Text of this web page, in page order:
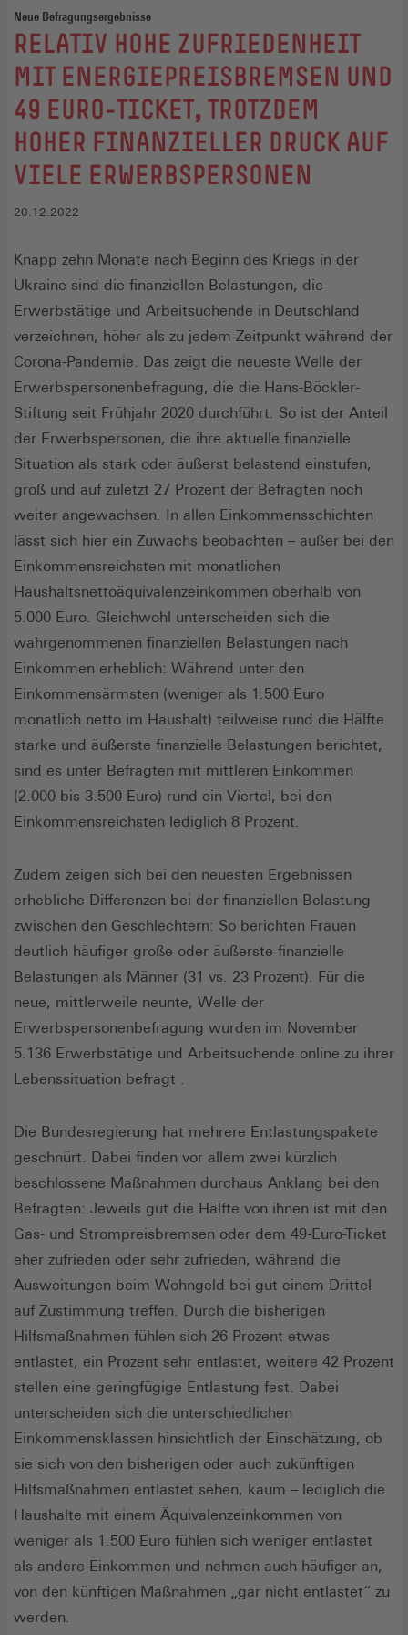
Neue Befragungsergebnisse
:
RELATIV HOHE ZUFRIEDENHEIT
MIT ENERGIEPREISBREMSEN UND
49 EURO-TICKET, TROTZDEM
HOHER FINANZIELLER DRUCK AUF
VIELE ERWERBSPERSONEN
20.12.2022
Knapp zehn Monate nach Beginn des Kriegs in der
Ukraine sind die finanziellen Belastungen, die
Erwerbstätige und Arbeitsuchende in Deutschland
verzeichnen, höher als zu jedem Zeitpunkt während der
Corona-Pandemie. Das zeigt die neueste Welle der
Erwerbspersonenbefragung, die die Hans-Böckler-
Stiftung seit Frühjahr 2020 durchführt. So ist der Anteil
der Erwerbspersonen, die ihre aktuelle finanzielle
Situation als stark oder äußerst belastend einstufen,
groß und auf zuletzt 27 Prozent der Befragten noch
weiter angewachsen. In allen Einkommensschichten
lässt sich hier ein Zuwachs beobachten – außer bei den
Einkommensreichsten mit monatlichen
Haushaltsnettoäquivalenzeinkommen oberhalb von
5.000 Euro. Gleichwohl unterscheiden sich die
wahrgenommenen finanziellen Belastungen nach
Einkommen erheblich: Während unter den
Einkommensärmsten (weniger als 1.500 Euro
monatlich netto im Haushalt) teilweise rund die Hälfte
starke und äußerste finanzielle Belastungen berichtet,
sind es unter Befragten mit mittleren Einkommen
(2.000 bis 3.500 Euro) rund ein Viertel, bei den
Einkommensreichsten lediglich 8 Prozent.
Zudem zeigen sich bei den neuesten Ergebnissen
erhebliche Differenzen bei der finanziellen Belastung
zwischen den Geschlechtern: So berichten Frauen
deutlich häufiger große oder äußerste finanzielle
Belastungen als Männer (31 vs. 23 Prozent). Für die
neue, mittlerweile neunte, Welle der
Erwerbspersonenbefragung wurden im November
5.136 Erwerbstätige und Arbeitsuchende online zu ihrer
Lebenssituation befragt .
Die Bundesregierung hat mehrere Entlastungspakete
geschnürt. Dabei finden vor allem zwei kürzlich
beschlossene Maßnahmen durchaus Anklang bei den
Befragten: Jeweils gut die Hälfte von ihnen ist mit den
Gas- und Strompreisbremsen oder dem 49-Euro-Ticket
eher zufrieden oder sehr zufrieden, während die
Ausweitungen beim Wohngeld bei gut einem Drittel
auf Zustimmung treffen. Durch die bisherigen
Hilfsmaßnahmen fühlen sich 26 Prozent etwas
entlastet, ein Prozent sehr entlastet, weitere 42 Prozent
stellen eine geringfügige Entlastung fest. Dabei
unterscheiden sich die unterschiedlichen
Einkommensklassen hinsichtlich der Einschätzung, ob
sie sich von den bisherigen oder auch zukünftigen
Hilfsmaßnahmen entlastet sehen, kaum – lediglich die
Haushalte mit einem Äquivalenzeinkommen von
weniger als 1.500 Euro fühlen sich weniger entlastet
als andere Einkommen und nehmen auch häufiger an,
von den künftigen Maßnahmen „gar nicht entlastet“ zu
werden.